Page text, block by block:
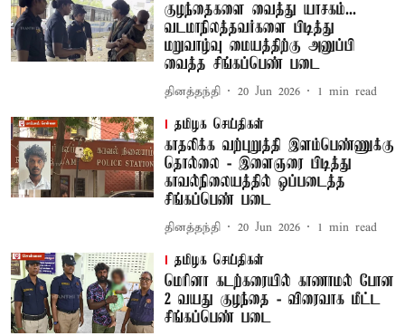
குழந்தைகளை வைத்து யாசகம்...
வடமாநிலத்தவர்களை பிடித்து
மறுவாழ்வு மையத்திற்கு அனுப்பி
வைத்த சிங்கப்பெண் படை
தினத்தந்தி 20 Jun 2026 1 min read
தமிழக செய்திகள்
காதலிக்க வற்புறுத்தி இளம்பெண்ணுக்கு
தொல்லை - இளைஞரை பிடித்து
காவல்நிலையத்தில் ஒப்படைத்த
சிங்கப்பெண் படை
தினத்தந்தி 20 Jun 2026 1 min read
தமிழக செய்திகள்
மெரினா கடற்கரையில் காணாமல் போன
2 வயது குழந்தை - விரைவாக மீட்ட
சிங்கப்பெண் படை